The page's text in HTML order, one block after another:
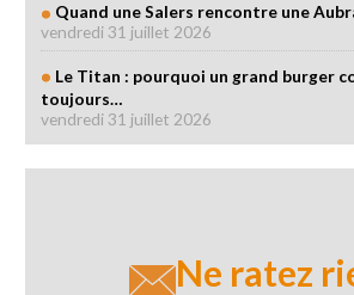
Quand une Salers rencontre une
vendredi 31 juillet 2026
Le Titan : pourquoi un grand burger
toujours…
vendredi 31 juillet 2026
Ne ratez